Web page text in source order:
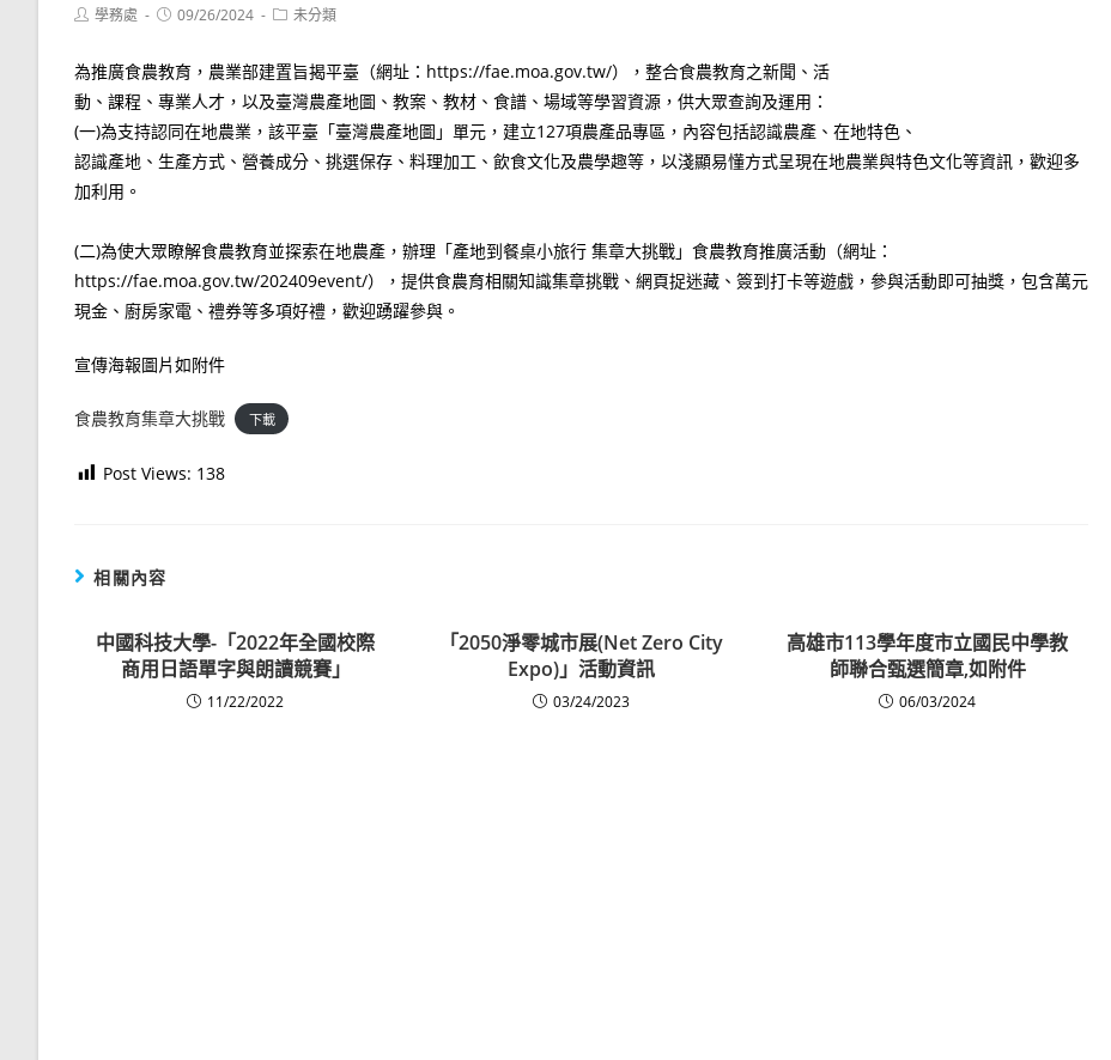
Post學務處
Post09/26/2024
Post未分類
為推廣食農教育，農業部建置旨揭平臺（網址：https://fae.moa.gov.tw/），整合食農教育之新聞、活
動、課程、專業人才，以及臺灣農產地圖、教案、教材、食譜、場域等學習資源，供大眾查詢及運用：
(一)為支持認同在地農業，該平臺「臺灣農產地圖」單元，建立127項農產品專區，內容包括認識農產、在地特色、
認識產地、生產方式、營養成分、挑選保存、料理加工、飲食文化及農學趣等，以淺顯易懂方式呈現在地農業與特色文化等資訊，歡迎多
加利用。
(二)為使大眾瞭解食農教育並探索在地農產，辦理「產地到餐桌小旅行 集章大挑戰」食農教育推廣活動（網址：
https://fae.moa.gov.tw/202409event/），提供食農育相關知識集章挑戰、網頁捉迷藏、簽到打卡等遊戲，參與活動即可抽獎，包含萬元
現金、廚房家電、禮券等多項好禮，歡迎踴躍參與。
宣傳海報圖片如附件
食農教育集章大挑戰 下載
Post Views: 138
相關內容
中國科技大學-「2022年全國校際
商用日語單字與朗讀競賽」
11/22/2022
「2050淨零城市展(Net Zero City
Expo)」活動資訊
03/24/2023
高雄市113學年度市立國民中學教
師聯合甄選簡章,如附件
06/03/2024